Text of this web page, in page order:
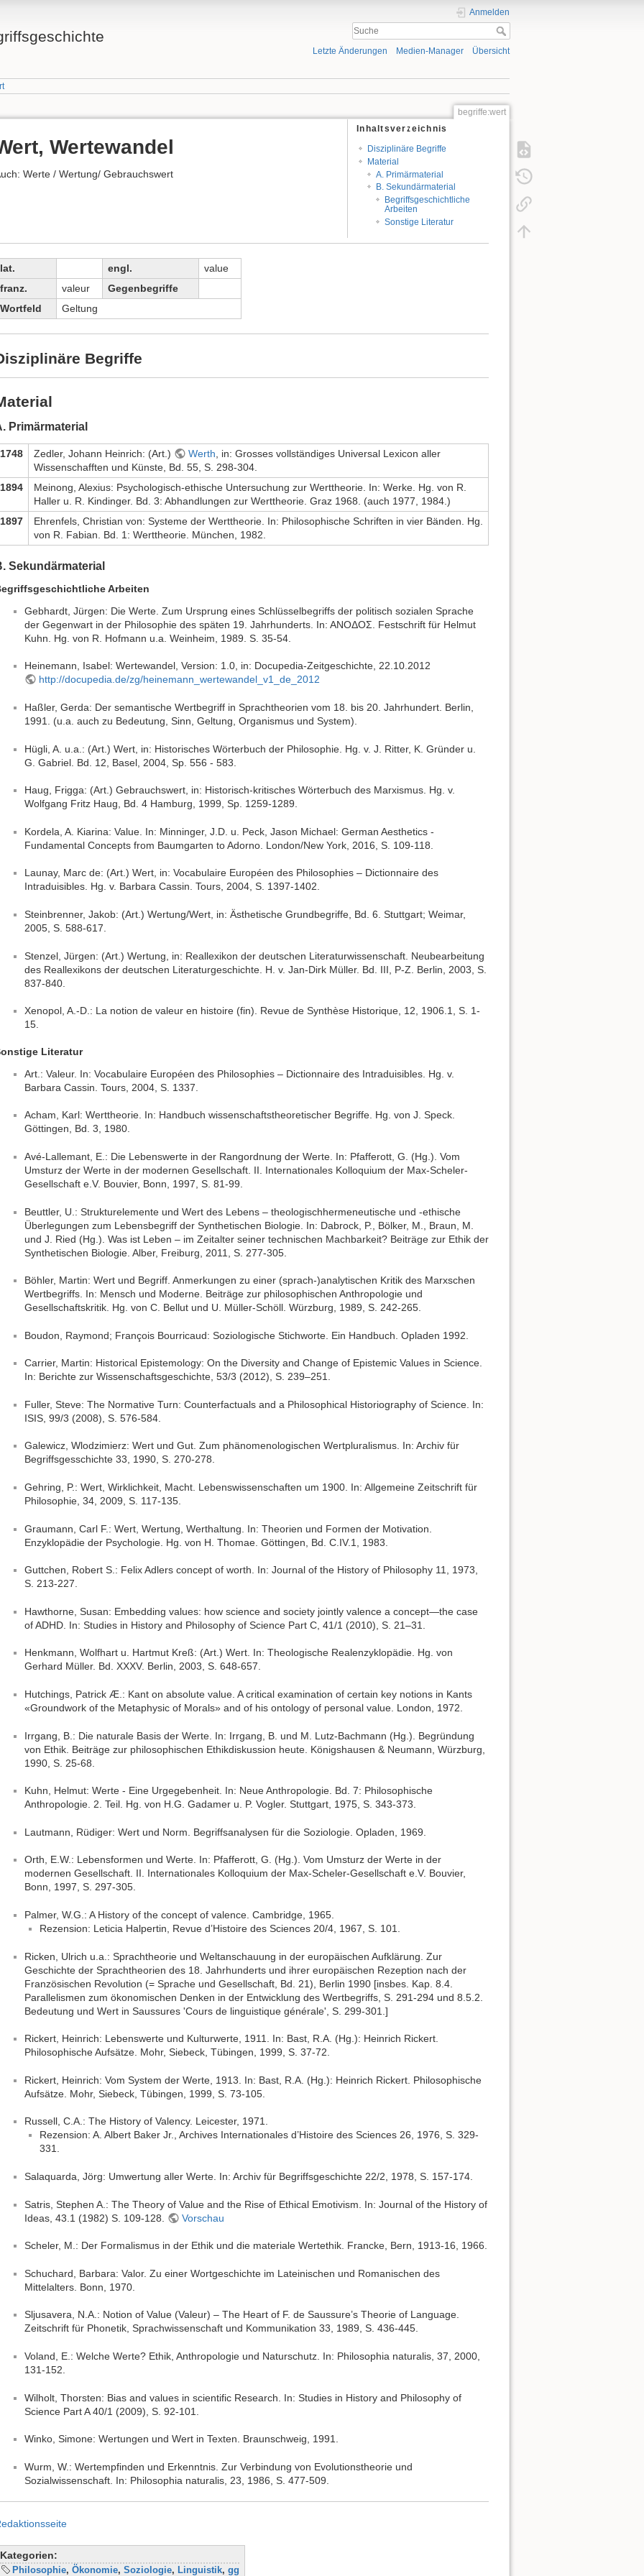
Anmelden
Letzte Änderungen Medien-Manager Übersicht
begriffe:wert
Inhaltsverzeichnis
Disziplinäre Begriffe
Material
A. Primärmaterial
B. Sekundärmaterial
Begriffsgeschichtliche
Arbeiten
Sonstige Literatur
Wertewandel
Werte / Wertung/ Gebrauchswert
lat. engl.
value
franz.
valeur
Gegenbegriffe
Wortfeld
Geltung
Begriffe
Primärmaterial
1748 Zedler, Johann Heinrich: (Art.) Werth, in: Grosses vollständiges Universal Lexicon aller
Wissenschafften und Künste, Bd. 55, S. 298-304.
1894
Meinong, Alexius: Psychologisch-ethische Untersuchung zur Werttheorie. In: Werke. Hg. von R.
Haller u. R. Kindinger. Bd. 3: Abhandlungen zur Werttheorie. Graz 1968. (auch 1977, 1984.)
1897
Ehrenfels, Christian von: Systeme der Werttheorie. In: Philosophische Schriften in vier Bänden. Hg.
von R. Fabian. Bd. 1: Werttheorie. München, 1982.
Sekundärmaterial
Arbeiten
Gebhardt, Jürgen: Die Werte. Zum Ursprung eines Schlüsselbegriffs der politisch sozialen Sprache
der Gegenwart in der Philosophie des späten 19. Jahrhunderts. In: ANOΔOΣ. Festschrift für Helmut
Kuhn. Hg. von R. Hofmann u.a. Weinheim, 1989. S. 35-54.
Heinemann, Isabel: Wertewandel, Version: 1.0, in: Docupedia-Zeitgeschichte, 22.10.2012
http://docupedia.de/zg/heinemann_wertewandel_v1_de_2012
Haßler, Gerda: Der semantische Wertbegriff in Sprachtheorien vom 18. bis 20. Jahrhundert. Berlin,
1991. (u.a. auch zu Bedeutung, Sinn, Geltung, Organismus und System).
Hügli, A. u.a.: (Art.) Wert, in: Historisches Wörterbuch der Philosophie. Hg. v. J. Ritter, K. Gründer u.
G. Gabriel. Bd. 12, Basel, 2004, Sp. 556 - 583.
Haug, Frigga: (Art.) Gebrauchswert, in: Historisch-kritisches Wörterbuch des Marxismus. Hg. v.
Wolfgang Fritz Haug, Bd. 4 Hamburg, 1999, Sp. 1259-1289.
Kordela, A. Kiarina: Value. In: Minninger, J.D. u. Peck, Jason Michael: German Aesthetics -
Fundamental Concepts from Baumgarten to Adorno. London/New York, 2016, S. 109-118.
Launay, Marc de: (Art.) Wert, in: Vocabulaire Européen des Philosophies – Dictionnaire des
Intraduisibles. Hg. v. Barbara Cassin. Tours, 2004, S. 1397-1402.
Steinbrenner, Jakob: (Art.) Wertung/Wert, in: Ästhetische Grundbegriffe, Bd. 6. Stuttgart; Weimar,
2005, S. 588-617.
Stenzel, Jürgen: (Art.) Wertung, in: Reallexikon der deutschen Literaturwissenschaft. Neubearbeitung
des Reallexikons der deutschen Literaturgeschichte. H. v. Jan-Dirk Müller. Bd. III, P-Z. Berlin, 2003, S.
837-840.
Xenopol, A.-D.: La notion de valeur en histoire (fin). Revue de Synthèse Historique, 12, 1906.1, S. 1-
15.
Literatur
Art.: Valeur. In: Vocabulaire Européen des Philosophies – Dictionnaire des Intraduisibles. Hg. v.
Barbara Cassin. Tours, 2004, S. 1337.
Acham, Karl: Werttheorie. In: Handbuch wissenschaftstheoretischer Begriffe. Hg. von J. Speck.
Göttingen, Bd. 3, 1980.
Avé-Lallemant, E.: Die Lebenswerte in der Rangordnung der Werte. In: Pfafferott, G. (Hg.). Vom
Umsturz der Werte in der modernen Gesellschaft. II. Internationales Kolloquium der Max-Scheler-
Gesellschaft e.V. Bouvier, Bonn, 1997, S. 81-99.
Beuttler, U.: Strukturelemente und Wert des Lebens – theologischhermeneutische und -ethische
Überlegungen zum Lebensbegriff der Synthetischen Biologie. In: Dabrock, P., Bölker, M., Braun, M.
und J. Ried (Hg.). Was ist Leben – im Zeitalter seiner technischen Machbarkeit? Beiträge zur Ethik der
Synthetischen Biologie. Alber, Freiburg, 2011, S. 277-305.
Böhler, Martin: Wert und Begriff. Anmerkungen zu einer (sprach-)analytischen Kritik des Marxschen
Wertbegriffs. In: Mensch und Moderne. Beiträge zur philosophischen Anthropologie und
Gesellschaftskritik. Hg. von C. Bellut und U. Müller-Schöll. Würzburg, 1989, S. 242-265.
Boudon, Raymond; François Bourricaud: Soziologische Stichworte. Ein Handbuch. Opladen 1992.
Carrier, Martin: Historical Epistemology: On the Diversity and Change of Epistemic Values in Science.
In: Berichte zur Wissenschaftsgeschichte, 53/3 (2012), S. 239–251.
Fuller, Steve: The Normative Turn: Counterfactuals and a Philosophical Historiography of Science. In:
ISIS, 99/3 (2008), S. 576-584.
Galewicz, Wlodzimierz: Wert und Gut. Zum phänomenologischen Wertpluralismus. In: Archiv für
Begriffsgesschichte 33, 1990, S. 270-278.
Gehring, P.: Wert, Wirklichkeit, Macht. Lebenswissenschaften um 1900. In: Allgemeine Zeitschrift für
Philosophie, 34, 2009, S. 117-135.
Graumann, Carl F.: Wert, Wertung, Werthaltung. In: Theorien und Formen der Motivation.
Enzyklopädie der Psychologie. Hg. von H. Thomae. Göttingen, Bd. C.IV.1, 1983.
Guttchen, Robert S.: Felix Adlers concept of worth. In: Journal of the History of Philosophy 11, 1973,
S. 213-227.
Hawthorne, Susan: Embedding values: how science and society jointly valence a concept—the case
of ADHD. In: Studies in History and Philosophy of Science Part C, 41/1 (2010), S. 21–31.
Henkmann, Wolfhart u. Hartmut Kreß: (Art.) Wert. In: Theologische Realenzyklopädie. Hg. von
Gerhard Müller. Bd. XXXV. Berlin, 2003, S. 648-657.
Hutchings, Patrick Æ.: Kant on absolute value. A critical examination of certain key notions in Kants
«Groundwork of the Metaphysic of Morals» and of his ontology of personal value. London, 1972.
Irrgang, B.: Die naturale Basis der Werte. In: Irrgang, B. und M. Lutz-Bachmann (Hg.). Begründung
von Ethik. Beiträge zur philosophischen Ethikdiskussion heute. Königshausen & Neumann, Würzburg,
1990, S. 25-68.
Kuhn, Helmut: Werte - Eine Urgegebenheit. In: Neue Anthropologie. Bd. 7: Philosophische
Anthropologie. 2. Teil. Hg. von H.G. Gadamer u. P. Vogler. Stuttgart, 1975, S. 343-373.
Lautmann, Rüdiger: Wert und Norm. Begriffsanalysen für die Soziologie. Opladen, 1969.
Orth, E.W.: Lebensformen und Werte. In: Pfafferott, G. (Hg.). Vom Umsturz der Werte in der
modernen Gesellschaft. II. Internationales Kolloquium der Max-Scheler-Gesellschaft e.V. Bouvier,
Bonn, 1997, S. 297-305.
Palmer, W.G.: A History of the concept of valence. Cambridge, 1965.
Rezension: Leticia Halpertin, Revue d’Histoire des Sciences 20/4, 1967, S. 101.
Ricken, Ulrich u.a.: Sprachtheorie und Weltanschauung in der europäischen Aufklärung. Zur
Geschichte der Sprachtheorien des 18. Jahrhunderts und ihrer europäischen Rezeption nach der
Französischen Revolution (= Sprache und Gesellschaft, Bd. 21), Berlin 1990 [insbes. Kap. 8.4.
Parallelismen zum ökonomischen Denken in der Entwicklung des Wertbegriffs, S. 291-294 und 8.5.2.
Bedeutung und Wert in Saussures 'Cours de linguistique générale', S. 299-301.]
Rickert, Heinrich: Lebenswerte und Kulturwerte, 1911. In: Bast, R.A. (Hg.): Heinrich Rickert.
Philosophische Aufsätze. Mohr, Siebeck, Tübingen, 1999, S. 37-72.
Rickert, Heinrich: Vom System der Werte, 1913. In: Bast, R.A. (Hg.): Heinrich Rickert. Philosophische
Aufsätze. Mohr, Siebeck, Tübingen, 1999, S. 73-105.
Russell, C.A.: The History of Valency. Leicester, 1971.
Rezension: A. Albert Baker Jr., Archives Internationales d’Histoire des Sciences 26, 1976, S. 329-
331.
Salaquarda, Jörg: Umwertung aller Werte. In: Archiv für Begriffsgeschichte 22/2, 1978, S. 157-174.
Satris, Stephen A.: The Theory of Value and the Rise of Ethical Emotivism. In: Journal of the History of
Ideas, 43.1 (1982) S. 109-128.
Vorschau
Scheler, M.: Der Formalismus in der Ethik und die materiale Wertethik. Francke, Bern, 1913-16, 1966.
Schuchard, Barbara: Valor. Zu einer Wortgeschichte im Lateinischen und Romanischen des
Mittelalters. Bonn, 1970.
Sljusavera, N.A.: Notion of Value (Valeur) – The Heart of F. de Saussure’s Theorie of Language.
Zeitschrift für Phonetik, Sprachwissenschaft und Kommunikation 33, 1989, S. 436-445.
Voland, E.: Welche Werte? Ethik, Anthropologie und Naturschutz. In: Philosophia naturalis, 37, 2000,
131-152.
Wilholt, Thorsten: Bias and values in scientific Research. In: Studies in History and Philosophy of
Science Part A 40/1 (2009), S. 92-101.
Winko, Simone: Wertungen und Wert in Texten. Braunschweig, 1991.
Wurm, W.: Wertempfinden und Erkenntnis. Zur Verbindung von Evolutionstheorie und
Sozialwissenschaft. In: Philosophia naturalis, 23, 1986, S. 477-509.
Kategorien:
Philosophie, Ökonomie, Soziologie, Linguistik, gg